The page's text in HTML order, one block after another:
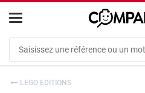
LEGO EDITIONS
Cookies management panel